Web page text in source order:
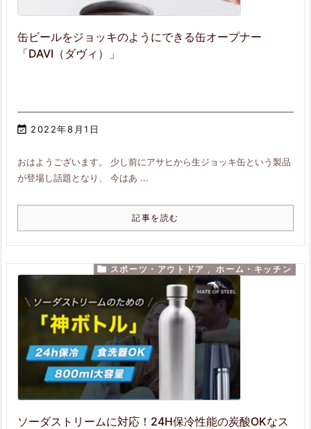
缶ビールをジョッキのようにできる缶オープナー
「DAVI（ダヴィ）」
 2022年8月1日
おはようございます。 少し前にアサヒから生ジョッキ缶という製品
が登場し話題となり、 今はあ ...
記事を読む
ソーダストリームに対応！24H保冷性能の炭酸OKなス
 スポーツ・アウトドア , ホーム・キッチン